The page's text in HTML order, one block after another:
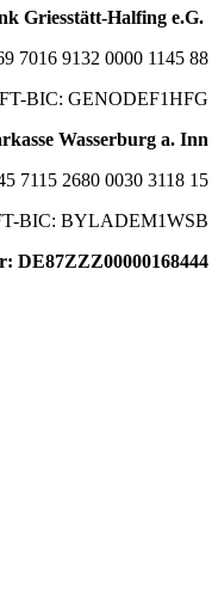
Griesstätt-Halfing e.G.
7016 9132 0000 1145 88
BIC: GENODEF1HFG
Wasserburg a. Inn
7115 2680 0030 3118 15
BIC: BYLADEM1WSB
DE87ZZZ00000168444